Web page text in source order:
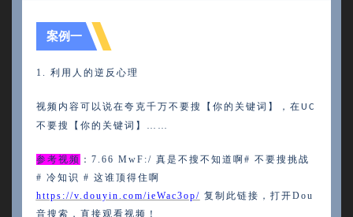
案例一
1. 利用人的逆反心理
视频内容可以说在夸克千万不要搜【你的关键词】，在UC
不要搜【你的关键词】……
参考视频 ：7.66 MwF:/ 真是不搜不知道啊# 不要搜挑战
# 冷知识 # 这谁顶得住啊
https://v.douyin.com/ieWac3op/ 复制此链接，打开Dou
音搜索，直接观看视频！